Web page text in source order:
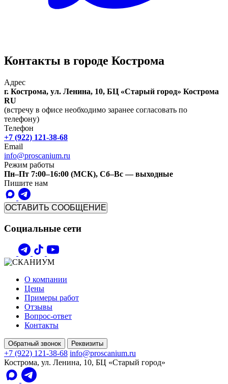
Контакты в городе Кострома
Адрес
г. Кострома, ул. Ленина, 10, БЦ «Старый город» Кострома
RU
(встречу в офисе необходимо заранее согласовать по
телефону)
Телефон
+7 (922) 121-38-68
Email
info@proscanium.ru
Режим работы
Пн–Пт 7:00–16:00 (МСК), Сб–Вс — выходные
Пишите нам
ОСТАВИТЬ СООБЩЕНИЕ
Социальные сети
О компании
Цены
Примеры работ
Отзывы
Вопрос-ответ
Контакты
Обратный звонок Реквизиты
+7 (922) 121-38-68 info@proscanium.ru
Кострома, ул. Ленина, 10, БЦ «Старый город»